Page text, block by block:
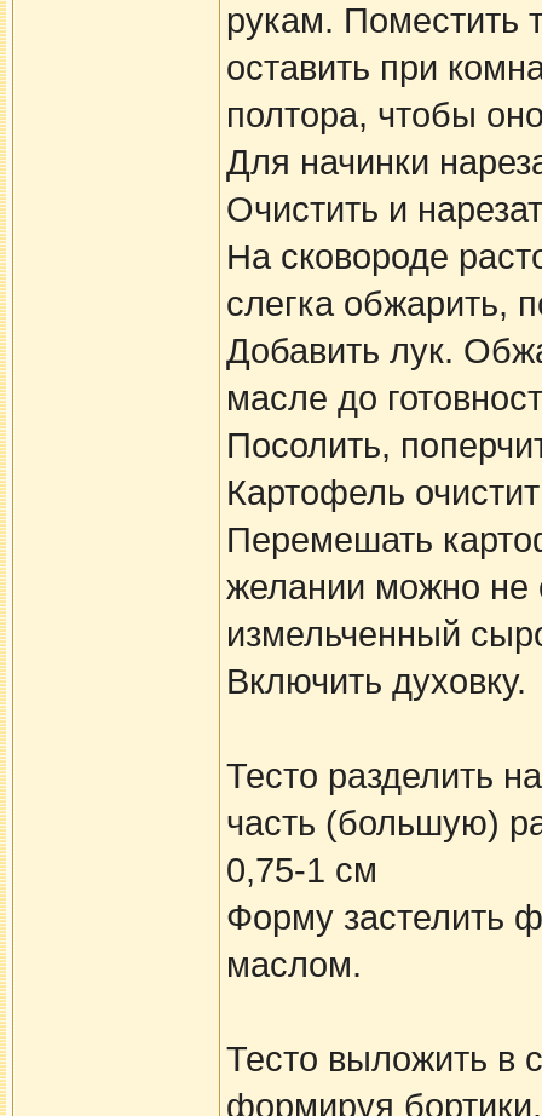
рукам. Поместить
оставить при
полтора, чтобы
Для начинки
Очистить и
На сковороде
слегка обжарить,
Добавить лук.
масле до
Посолить,
Картофель
Перемешать
желании можно не
измельченный
Включить духовку.
Тесто разделить
часть (большую)
0,75-1 см
Форму застелить
маслом.
Тесто выложить в
формируя бортики.